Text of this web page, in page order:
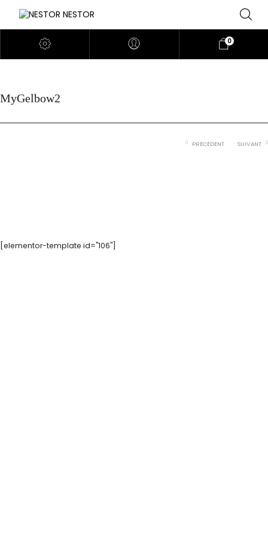
0
MyGelbow2
PRÉCÉDENT SUIVANT
[elementor-template id="106"]